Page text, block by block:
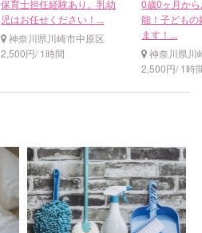
保育士担任経験あり。乳幼
児はお任せください！...
神奈川県川崎市中原区
2,500円/ 1時間
0歳0ヶ月か
能！子ども
ます！...
神奈川県川
2,500円/ 1時